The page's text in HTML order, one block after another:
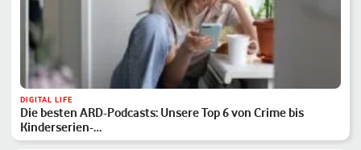
DIGITAL LIFE
Die besten ARD-Podcasts: Unsere Top 6 von Crime bis
Kinderserien-…